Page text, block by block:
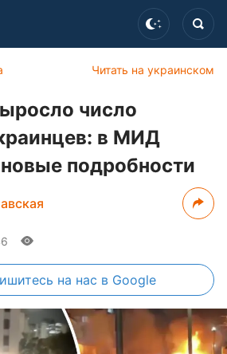
Читать на украинском
число
в МИД
подробности
на нас в Google